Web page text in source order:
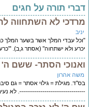
תורה על חגים
לא השתחווה
עבדי המלך אשר בשער המלך
ולא ישתחוה" (אסתר ג,ב).
הסתר- ששם ה'
אהרון
מגילת = גילוי אסתר = גם
. לא נעים